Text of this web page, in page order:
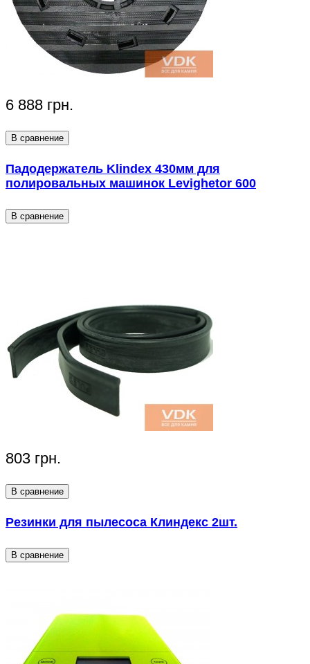
6 888 грн.
В сравнение
Падодержатель Klindex 430мм для
полировальных машинок Levighetor 600
В сравнение
803 грн.
В сравнение
Резинки для пылесоса Клиндекс 2шт.
В сравнение